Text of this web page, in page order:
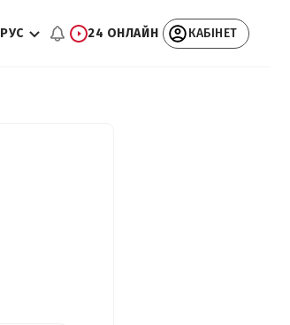
РУС 24 ОНЛАЙН КАБІНЕТ